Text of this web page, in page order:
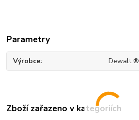
Parametry
Výrobce Dewalt ®
Zboží zařazeno v kategoriích